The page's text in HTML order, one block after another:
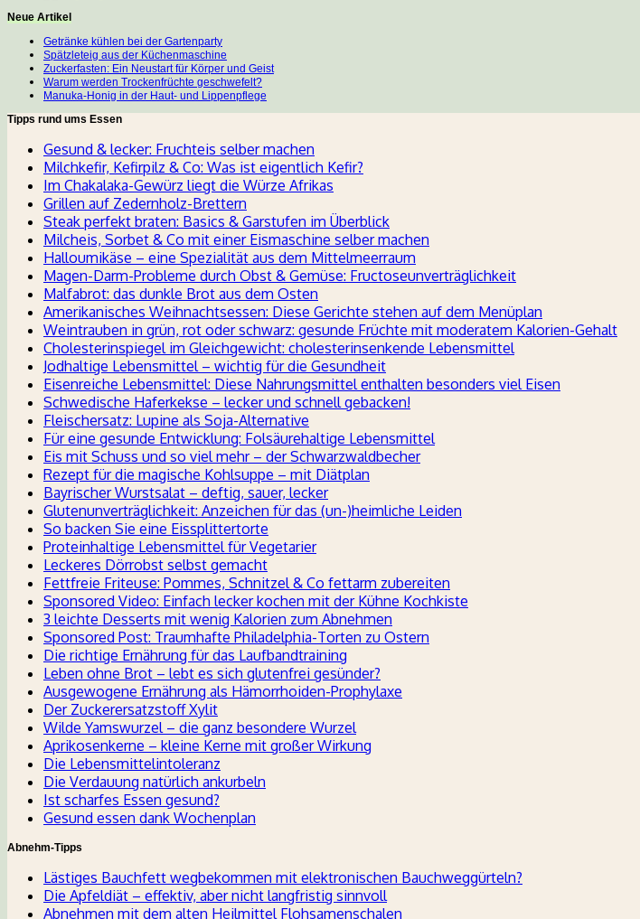
Neue Artikel
Getränke kühlen bei der Gartenparty
Spätzleteig aus der Küchenmaschine
Zuckerfasten: Ein Neustart für Körper und Geist
Warum werden Trockenfrüchte geschwefelt?
Manuka-Honig in der Haut- und Lippenpflege
Tipps rund ums Essen
Gesund & lecker: Fruchteis selber machen
Milchkefir, Kefirpilz & Co: Was ist eigentlich Kefir?
Im Chakalaka-Gewürz liegt die Würze Afrikas
Grillen auf Zedernholz-Brettern
Steak perfekt braten: Basics & Garstufen im Überblick
Milcheis, Sorbet & Co mit einer Eismaschine selber machen
Halloumikäse – eine Spezialität aus dem Mittelmeerraum
Magen-Darm-Probleme durch Obst & Gemüse: Fructoseunverträglichkeit
Malfabrot: das dunkle Brot aus dem Osten
Amerikanisches Weihnachtsessen: Diese Gerichte stehen auf dem Menüplan
Weintrauben in grün, rot oder schwarz: gesunde Früchte mit moderatem Kalorien-Gehalt
Cholesterinspiegel im Gleichgewicht: cholesterinsenkende Lebensmittel
Jodhaltige Lebensmittel – wichtig für die Gesundheit
Eisenreiche Lebensmittel: Diese Nahrungsmittel enthalten besonders viel Eisen
Schwedische Haferkekse – lecker und schnell gebacken!
Fleischersatz: Lupine als Soja-Alternative
Für eine gesunde Entwicklung: Folsäurehaltige Lebensmittel
Eis mit Schuss und so viel mehr – der Schwarzwaldbecher
Rezept für die magische Kohlsuppe – mit Diätplan
Bayrischer Wurstsalat – deftig, sauer, lecker
Glutenunverträglichkeit: Anzeichen für das (un-)heimliche Leiden
So backen Sie eine Eissplittertorte
Proteinhaltige Lebensmittel für Vegetarier
Leckeres Dörrobst selbst gemacht
Fettfreie Friteuse: Pommes, Schnitzel & Co fettarm zubereiten
Sponsored Video: Einfach lecker kochen mit der Kühne Kochkiste
3 leichte Desserts mit wenig Kalorien zum Abnehmen
Sponsored Post: Traumhafte Philadelphia-Torten zu Ostern
Die richtige Ernährung für das Laufbandtraining
Leben ohne Brot – lebt es sich glutenfrei gesünder?
Ausgewogene Ernährung als Hämorrhoiden-Prophylaxe
Der Zuckerersatzstoff Xylit
Wilde Yamswurzel – die ganz besondere Wurzel
Aprikosenkerne – kleine Kerne mit großer Wirkung
Die Lebensmittelintoleranz
Die Verdauung natürlich ankurbeln
Ist scharfes Essen gesund?
Gesund essen dank Wochenplan
Abnehm-Tipps
Lästiges Bauchfett wegbekommen mit elektronischen Bauchweggürteln?
Die Apfeldiät – effektiv, aber nicht langfristig sinnvoll
Abnehmen mit dem alten Heilmittel Flohsamenschalen